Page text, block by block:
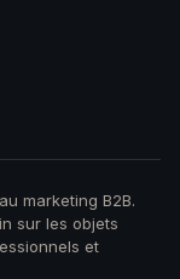
marketing B2B.
sur les objets
et